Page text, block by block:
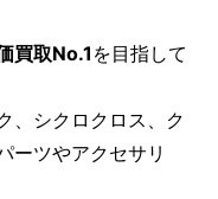
買取No.1 を目指して
、シクロクロス、ク
ーツやアクセサリ